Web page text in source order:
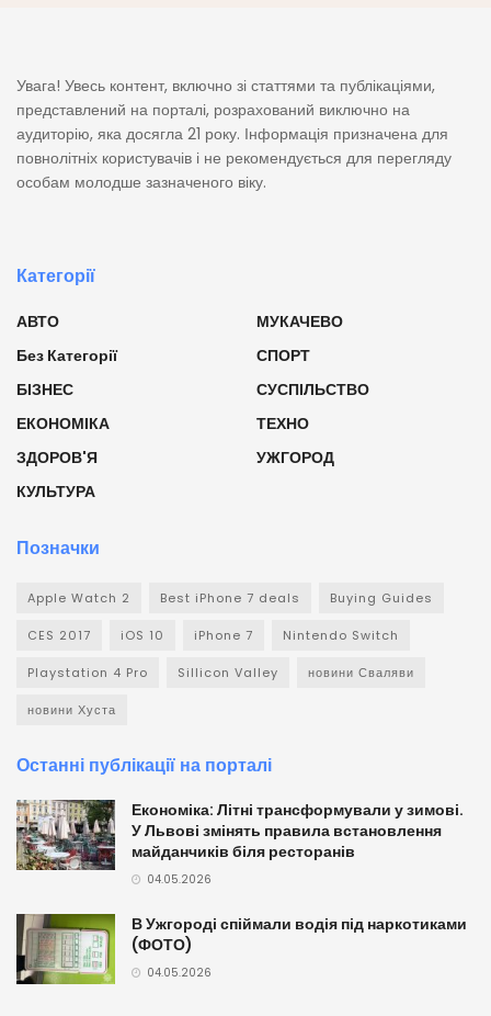
Увага! Увесь контент, включно зі статтями та публікаціями,
представлений на порталі, розрахований виключно на
аудиторію, яка досягла 21 року. Інформація призначена для
повнолітніх користувачів і не рекомендується для перегляду
особам молодше зазначеного віку.
Категорії
АВТО
Без Категорії
БІЗНЕС
ЕКОНОМІКА
ЗДОРОВ'Я
КУЛЬТУРА
МУКАЧЕВО
СПОРТ
СУСПІЛЬСТВО
ТЕХНО
УЖГОРОД
Позначки
Apple Watch 2 Best iPhone 7 deals Buying Guides
CES 2017 iOS 10 iPhone 7 Nintendo Switch
Playstation 4 Pro Sillicon Valley новини Сваляви
новини Хуста
Останні публікації на порталі
Економіка: Літні трансформували у зимові.
У Львові змінять правила встановлення
майданчиків біля ресторанів
04.05.2026
В Ужгороді спіймали водія під наркотиками
(ФОТО)
04.05.2026